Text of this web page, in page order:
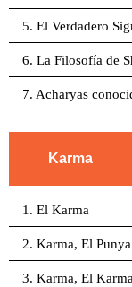
5. El Verdadero
6. La Filosofía de
7. Acharyas
Karma
1. El Karma
2. Karma, El
3. Karma, El